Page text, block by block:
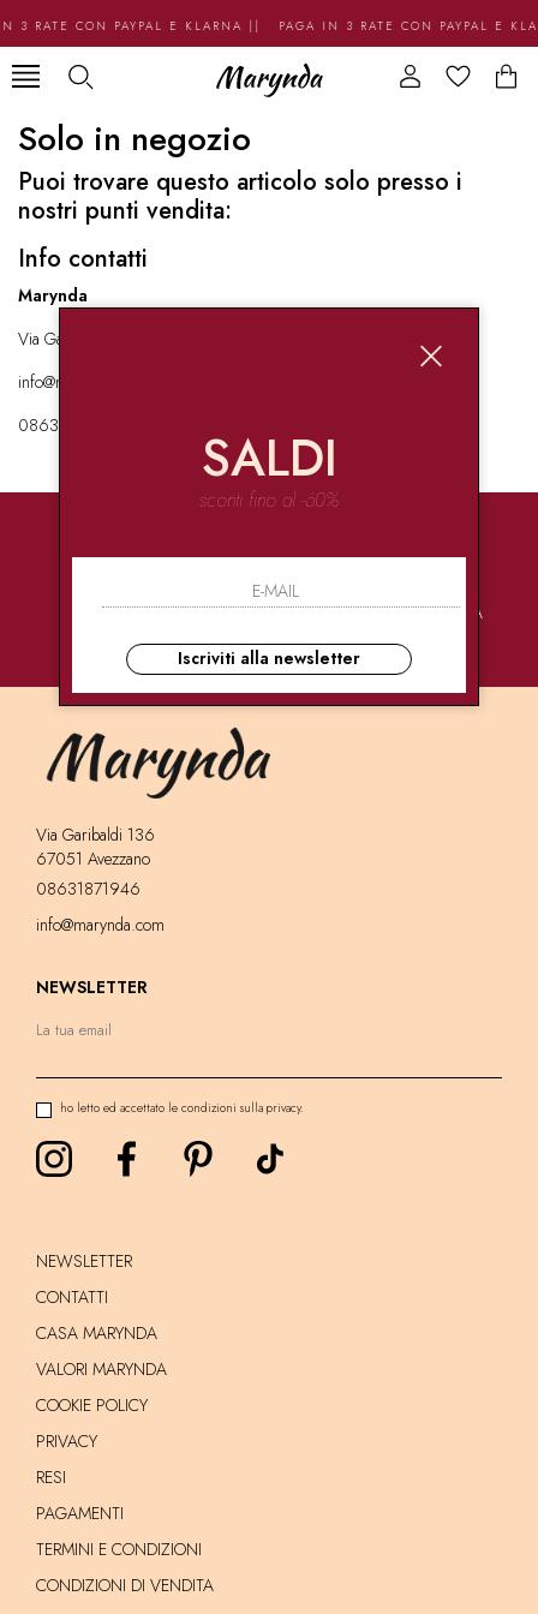
3 RATE CON PAYPAL E KLARNA || PAGA IN 3 RATE CON PAYPAL E
Solo in negozio
Puoi trovare questo articolo solo presso i
nostri punti vendita:
Info contatti
Marynda
Via Garibaldi 136 67051 Avezzano
info@marynda.com
08631871946
PAGAMENTI
CONSEGNE
ULTRA RAPIDE
ASSISTENZA
Via Garibaldi 136
67051 Avezzano
08631871946
info@marynda.com
NEWSLETTER
ho letto ed accettato le condizioni sulla privacy.
NEWSLETTER
CONTATTI
CASA MARYNDA
VALORI MARYNDA
COOKIE POLICY
PRIVACY
RESI
PAGAMENTI
TERMINI E CONDIZIONI
CONDIZIONI DI VENDITA
SALDI
sconti fino al -60%
Iscriviti alla newsletter